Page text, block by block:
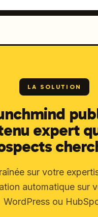
LA SOLUTION
expert
sur votre
automatique sur
WordPress ou